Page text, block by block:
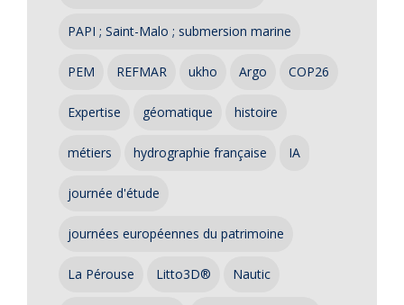
PAPI ; Saint-Malo ; submersion marine
PEM REFMAR ukho Argo COP26
Expertise géomatique histoire
métiers hydrographie française IA
journée d'étude
journées européennes du patrimoine
La Pérouse Litto3D® Nautic